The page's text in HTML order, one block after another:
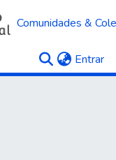
Comunidades &
Entrar